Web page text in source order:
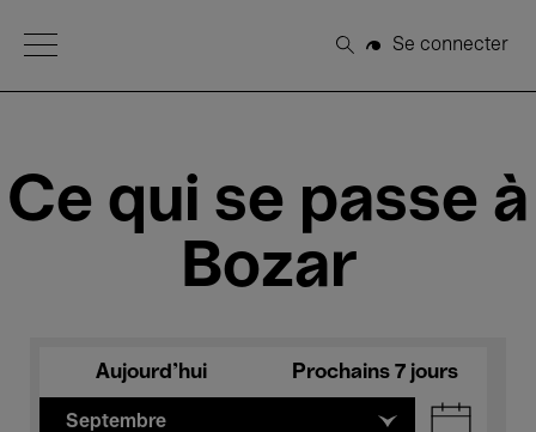
Open Menu
Rechercher
Se connecter
Ce qui se passe à
Bozar
Aujourd'hui Prochains 7 jours
Septembre